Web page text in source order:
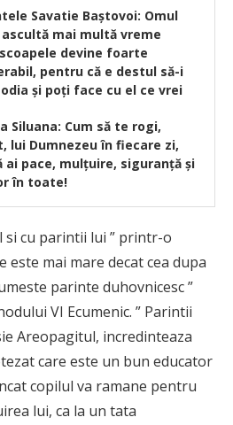
Savatie Baştovoi: Omul
mai multă vreme
devine foarte
pentru că e destul să-i
şi poţi face cu el ce vrei
Siluana: Cum să te rogi,
lui Dumnezeu în fiecare zi,
ai pace, mulţuire, siguranţă şi
în toate!
si cu parintii lui ” printr-o
este mai mare decat cea dupa
parinte duhovnicesc ”
VI Ecumenic. ” Parintii
Areopagitul, incredinteaza
care este un bun educator
copilul va ramane pentru
lui, ca la un tata